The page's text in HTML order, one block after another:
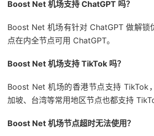
Boost Net 机场支持 ChatGPT 吗？
Boost Net 机场有针对 ChatGPT 做解锁
点在内全节点可用 ChatGPT。
Boost Net 机场支持 TikTok 吗？
Boost Net 机场的香港节点支持 TikTok
加坡、台湾等常用地区节点也都支持
Boost Net 机场节点超时无法使用？